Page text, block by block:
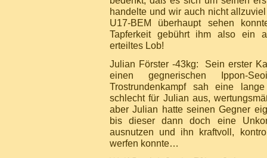
handelte und wir auch nicht
U17-BEM überhaupt sehen
Tapferkeit gebührt ihm also ein
erteiltes Lob!
Julian Förster -43kg: Sein erster
einen gegnerischen Ippon-
Trostrundenkampf sah eine
schlecht für Julian aus,
aber Julian hatte seinen Gegner
bis dieser dann doch eine
ausnutzen und ihn kraftvoll,
werfen konnte…